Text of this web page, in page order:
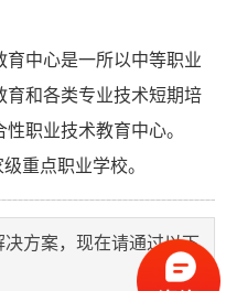
中心是一所以中等职业
和各类专业技术短期培
职业技术教育中心。
重点职业学校。
方案，现在请通过以下